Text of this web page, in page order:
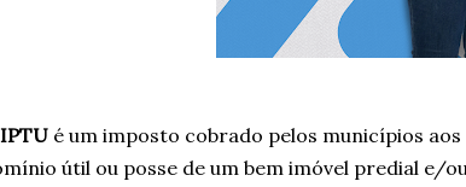
IPTU é um imposto cobrado pelos municípios
útil ou posse de um bem imóvel predial e/